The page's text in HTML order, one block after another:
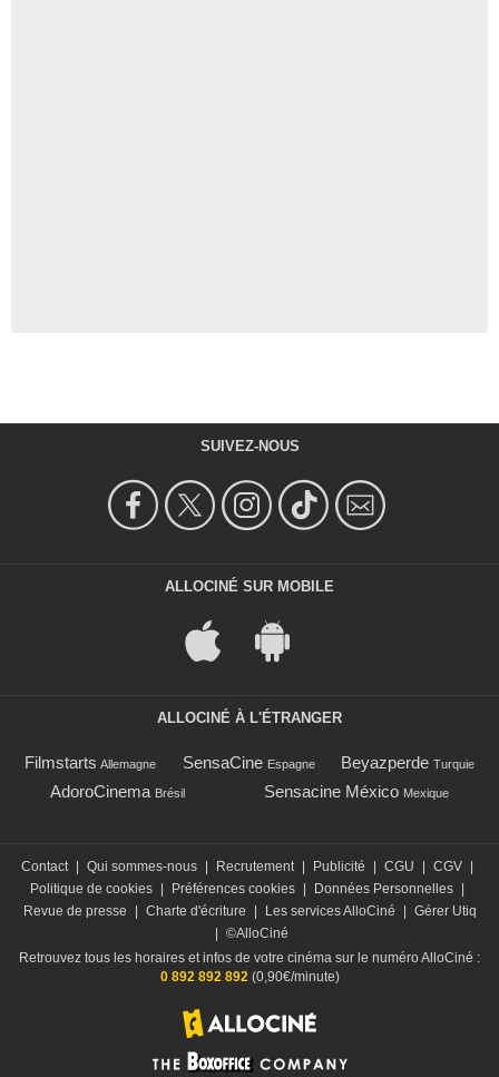
SUIVEZ-NOUS
ALLOCINÉ SUR MOBILE
ALLOCINÉ À L'ÉTRANGER
Filmstarts Allemagne SensaCine Espagne Beyazperde Turquie
AdoroCinema Brésil Sensacine México Mexique
Contact Qui sommes-nous Recrutement Publicité CGU CGV
Politique de cookies
Préférences cookies Données Personnelles
Revue de presse
Charte d'écriture Les services AlloCiné
Gérer Utiq
©AlloCiné
Retrouvez tous les horaires et infos de votre cinéma sur le numéro AlloCiné :
0 892 892 892(0,90€/minute)